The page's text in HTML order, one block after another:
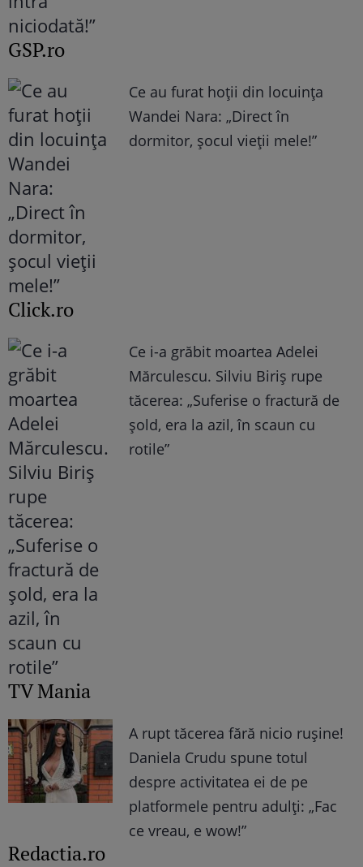
GSP.ro
Ce au furat hoții din locuința
Wandei Nara: „Direct în
dormitor, șocul vieții mele!”
Click.ro
Ce i-a grăbit moartea Adelei
Mărculescu. Silviu Biriș rupe
tăcerea: „Suferise o fractură de
șold, era la azil, în scaun cu
rotile”
TV Mania
A rupt tăcerea fără nicio rușine!
Daniela Crudu spune totul
despre activitatea ei de pe
platformele pentru adulți: „Fac
ce vreau, e wow!”
Redactia.ro